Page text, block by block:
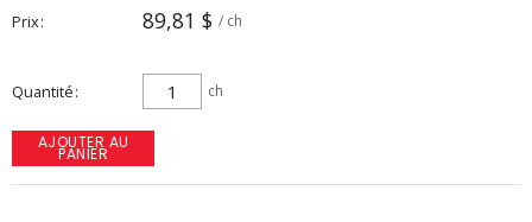
Prix 89,81 $ / ch
Quantité ch
AJOUTER AU
PANIER